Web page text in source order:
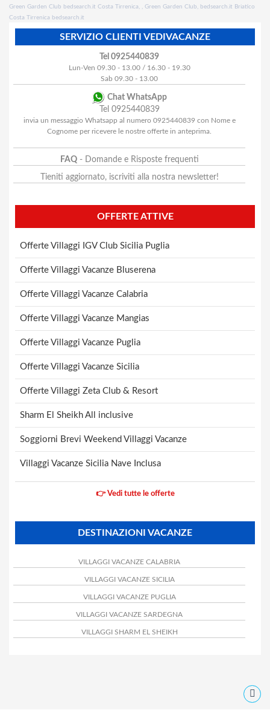
Green Garden Club bedsearch.it Costa Tirrenica, , Green Garden Club, bedsearch.it Briatico
Costa Tirrenica bedsearch.it
SERVIZIO CLIENTI VEDIVACANZE
Tel 0925440839
Lun-Ven 09.30 - 13.00 / 16.30 - 19.30
Sab 09.30 - 13.00
Chat WhatsApp
Tel 0925440839
invia un messaggio Whatsapp al numero 0925440839 con Nome e
Cognome per ricevere le nostre offerte in anteprima.
FAQ- Domande e Risposte frequenti
Tieniti aggiornato, iscriviti alla nostra newsletter!
OFFERTE ATTIVE
Offerte Villaggi IGV Club Sicilia Puglia
Offerte Villaggi Vacanze Bluserena
Offerte Villaggi Vacanze Calabria
Offerte Villaggi Vacanze Mangias
Offerte Villaggi Vacanze Puglia
Offerte Villaggi Vacanze Sicilia
Offerte Villaggi Zeta Club & Resort
Sharm El Sheikh All inclusive
Soggiorni Brevi Weekend Villaggi Vacanze
Villaggi Vacanze Sicilia Nave Inclusa
👉 Vedi tutte le offerte
DESTINAZIONI VACANZE
VILLAGGI VACANZE CALABRIA
VILLAGGI VACANZE SICILIA
VILLAGGI VACANZE PUGLIA
VILLAGGI VACANZE SARDEGNA
VILLAGGI SHARM EL SHEIKH